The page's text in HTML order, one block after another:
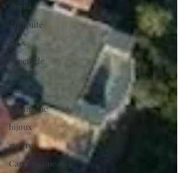
orient
Antiquité
pays
Spectacle
de rue
transport
urbanisme
bijoux
guerre
Carcassonne